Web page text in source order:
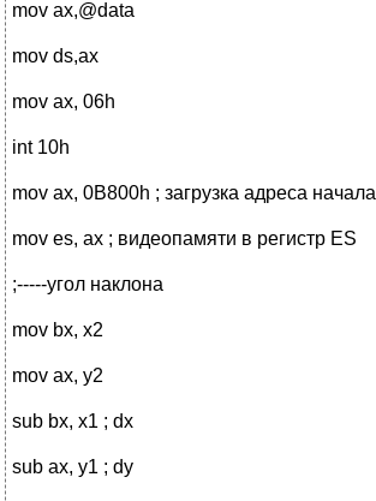
mov ax,@data
mov ds,ax
mov ax, 06h
int 10h
mov ax, 0B800h ; загрузка адреса начала
mov es, ax ; видеопамяти в регистр ES
;-----угол наклона
mov bx, x2
mov ax, y2
sub bx, x1 ; dx
sub ax, y1 ; dy